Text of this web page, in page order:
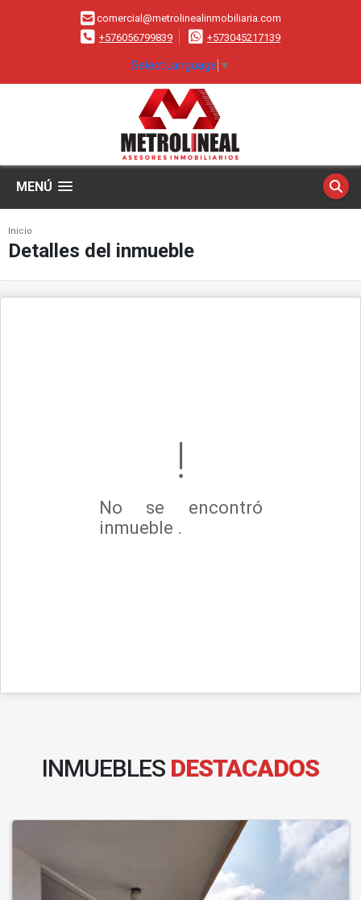
comercial@metrolinealinmobiliaria.com
+576056799839
+573045217139
Select Language ▼
MENÚ
Inicio
Detalles del inmueble
No se encontró
inmueble .
INMUEBLES DESTACADOS